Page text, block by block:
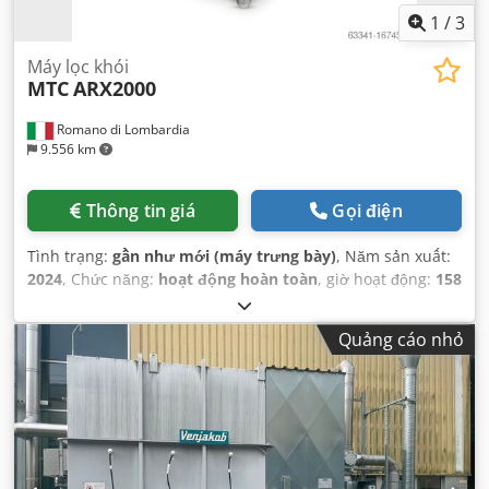
1 /3
Romano di Lombardia
9.556 km
Máy lọc khói
MTCARX2000
Thông tin giá Gọi điện
Tình trạng: gần như mới (máy trưng bày), Năm sản xuất:
2024, Chức năng: hoạt động hoàn toàn, giờ hoạt động: 158
tài liệu / sổ tay hướng dẫn
Quảng cáo nhỏ